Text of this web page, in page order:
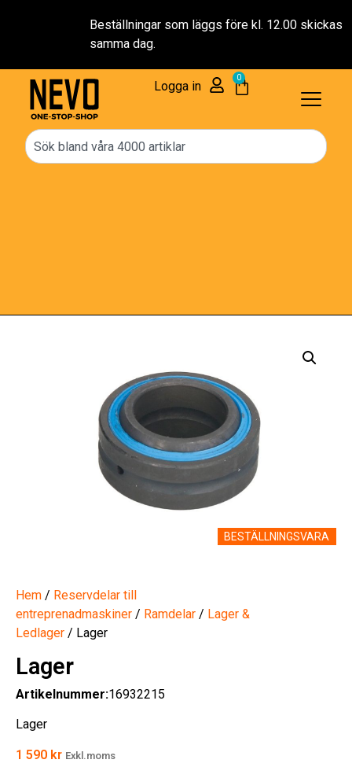
Beställningar som läggs före kl. 12.00 skickas normalt
Logga in
0
BESTÄLLNINGSVARA
Hem / Reservdelar till
entreprenadmaskiner / Ramdelar / Lager &
Ledlager / Lager
Lager
Artikelnummer:16932215
Lager
1 590 kr Exkl.moms